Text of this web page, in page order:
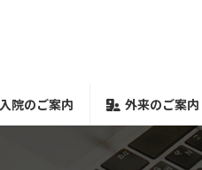
入院のご案内 外来のご案内